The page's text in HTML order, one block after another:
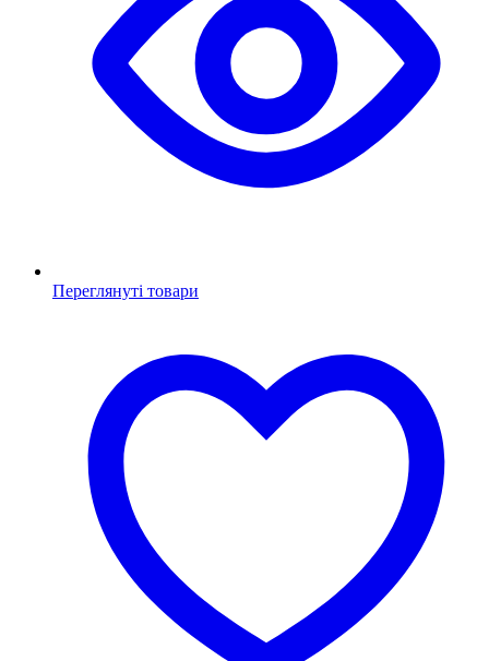
Переглянуті товари